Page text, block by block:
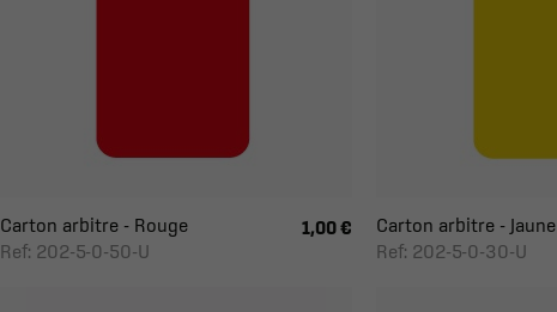
Carton arbitre - Rouge
Ref: 202-5-0-50-U
1,00 €
Carton arbitre - Jaune
Ref: 202-5-0-30-U